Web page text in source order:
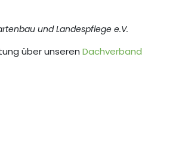
und Landespflege e.V.
über unseren Dachverband